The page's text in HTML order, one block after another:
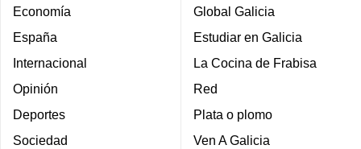
Economía
España
Internacional
Opinión
Deportes
Sociedad
Global Galicia
Estudiar en Galicia
La Cocina de Frabisa
Red
Plata o plomo
Ven A Galicia